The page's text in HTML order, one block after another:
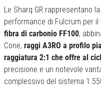
Le Sharq GR rappresentano
performance di Fulcrum per il
fibra di carbonio FF100,
Cone, raggi A3RO a profilo
raggiatura 2:1 che offre al
precisione e un notevole
complessivo del sistema